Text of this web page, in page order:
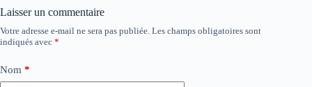
Laisser un commentaire
Votre adresse e-mail ne sera pas publiée. Les champs obligatoires sont
indiqués avec *
Nom *